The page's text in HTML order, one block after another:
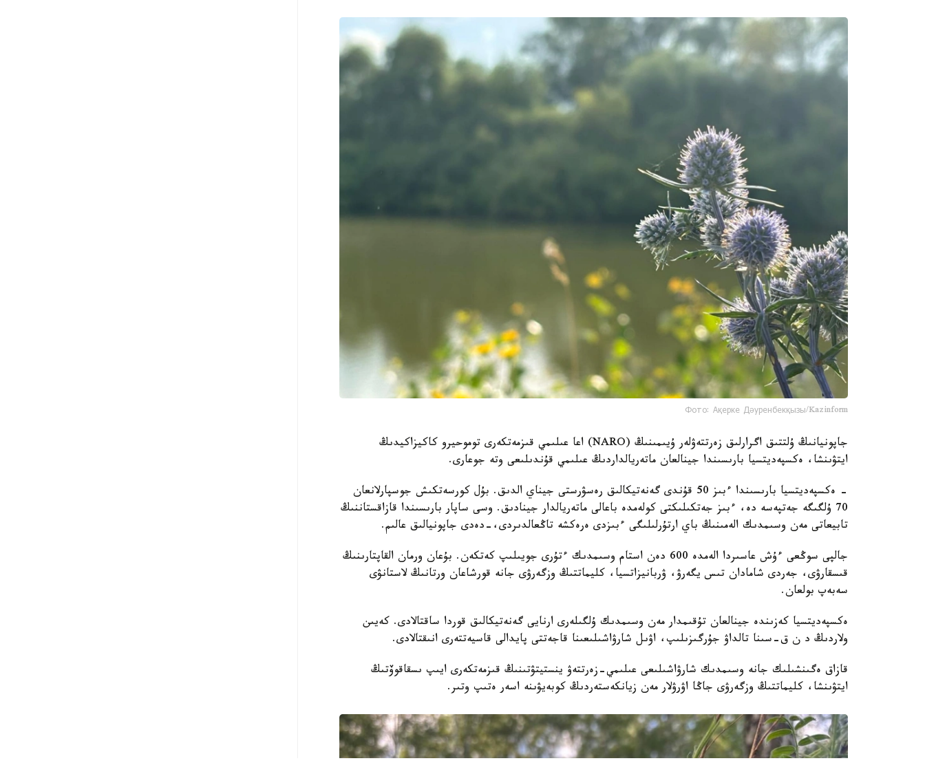
Фото: Ақерке Дәуренбекқызы/Kazinform
جاپونيانىڭ ۇلتتىق اگرارلىق زەرتتەۋلەر ۇيىمىنىڭ (NARO) اعا عىلىمي قىزمەتكەرى توموحيرو كاكيزاكيدىڭ
ايتۋىنشا، ەكسپەديتسيا بارىسىندا جينالعان ماتەريالداردىڭ عىلىمي قۇندىلىعى وتە جوعارى.
- ەكسپەديتسيا بارىسىندا ءبىز 50 قۇندى گەنەتيكالىق رەسۋرستى جيناي الدىق. بۇل كورسەتكىش جوسپارلانعان
70 ۇلگىگە جەتپەسە دە، ءبىز جەتكىلىكتى كولەمدە باعالى ماتەريالدار جينادىق. وسى ساپار بارىسىندا قازاقستاننىڭ
تابيعاتى مەن وسىمدىك الەمىنىڭ باي ارتۇرلىلىگى ءبىزدى ەرەكشە تاڭعالدىردى،-دەدى جاپونيالىق عالىم.
جالپى سوڭعى ءۇش عاسىردا الەمدە 600 دەن استام وسىمدىك ءتۇرى جويىلىپ كەتكەن. بۇعان ورمان القاپتارىنىڭ
قىسقارۋى، جەردى شامادان تىس يگەرۋ، ۋربانيزاتسيا، كليماتتىڭ وزگەرۋى جانە قورشاعان ورتانىڭ لاستانۋى
سەبەپ بولعان.
ەكسپەديتسيا كەزىندە جينالعان تۇقىمدار مەن وسىمدىك ۇلگىلەرى ارنايى گەنەتيكالىق قوردا ساقتالادى. كەيىن
ولاردىڭ د ن ق-سىنا تالداۋ جۇرگىزىلىپ، اۋىل شارۋاشىلىعىنا قاجەتتى پايدالى قاسيەتتەرى انىقتالادى.
قازاق ەگىنشىلىك جانە وسىمدىك شارۋاشىلىعى عىلىمي-زەرتتەۋ ينستيتۋتىنىڭ قىزمەتكەرى ايىپ ىسقاقوۆتىڭ
ايتۋىنشا، كليماتتىڭ وزگەرۋى جاڭا اۋرۋلار مەن زيانكەستەردىڭ كوبەيۋىنە اسەر ەتىپ وتىر.